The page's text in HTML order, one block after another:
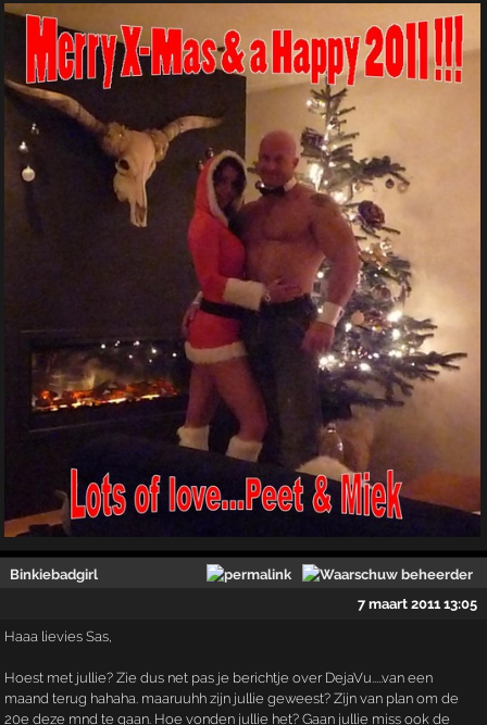
Binkiebadgirl
7 maart 2011 13:05
Haaa lievies Sas,
Hoest met jullie? Zie dus net pas je berichtje over DejaVu.....van een
maand terug hahaha. maaruuhh zijn jullie geweest? Zijn van plan om de
20e deze mnd te gaan. Hoe vonden jullie het? Gaan jullie miss ook de